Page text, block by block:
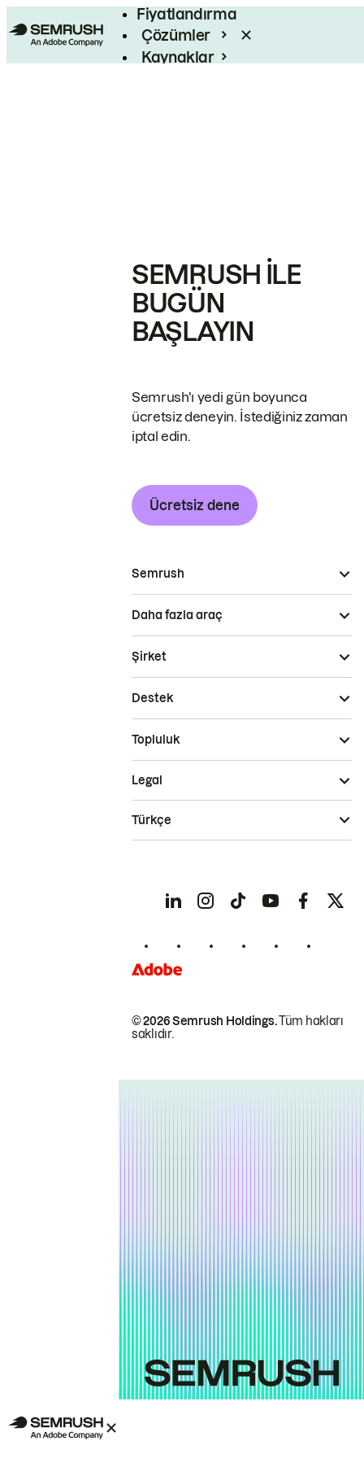
Fiyatlandırma
Çözümler
Kaynaklar
SEMRUSH ILE
BUGÜN
BAŞLAYIN
Semrush'ı yedi gün boyunca
ücretsiz deneyin. İstediğiniz zaman
iptal edin.
Ücretsiz dene
Semrush
Daha fazla araç
Şirket
Destek
Topluluk
© 2026 Semrush Holdings.Tüm hakları
saklıdır.
Legal
Türkçe